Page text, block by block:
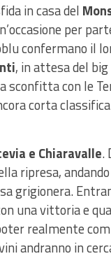
in casa del
per
confermano il
, in attesa del
sconfitta con le
corta
e Chiaravalle.
ripresa,
grigionera.
una vittoria e
realmente
andranno in